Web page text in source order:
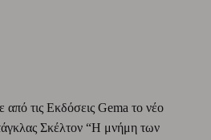
τις Εκδόσεις Gema το νέο
Σκέλτον “Η μνήμη των